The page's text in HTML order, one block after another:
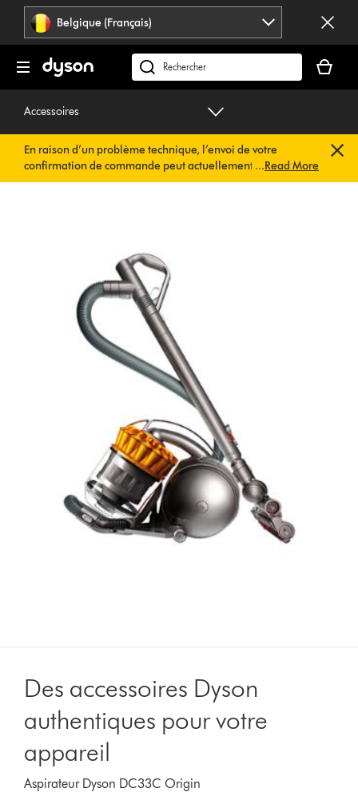
Sauter
pages
Belgique (Français)
Rechercher
des
panier
est
Accessoires
En raison d’un problème technique, l’envoi de votre
confirmation de commande peut actuellement être
retardé. Nous travaillons déjà à une solution rapide.Vous
...Read More
Des accessoires Dyson
authentiques pour votre
appareil
Aspirateur Dyson DC33C Origin